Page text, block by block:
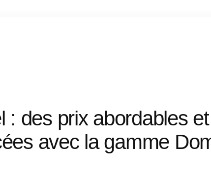
: des prix abordables et
avec la gamme